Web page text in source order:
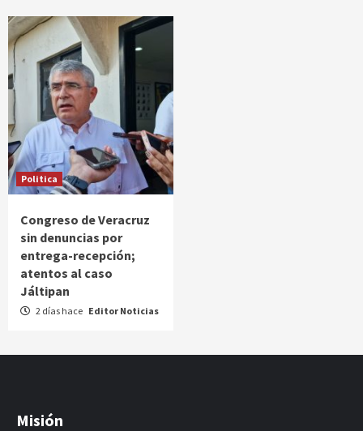
Politica
Congreso de Veracruz
sin denuncias por
entrega-recepción;
atentos al caso
Jáltipan
2 días hace Editor Noticias
Misión